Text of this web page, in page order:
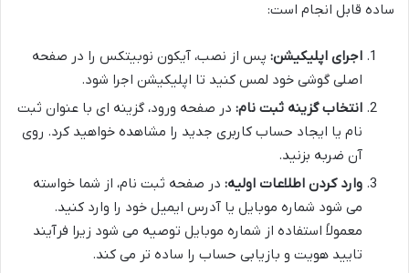
ساده قابل انجام است:
اجرای اپلیکیشن: پس از نصب، آیکون نوبیتکس را در صفحه
اصلی گوشی خود لمس کنید تا اپلیکیشن اجرا شود.
انتخاب گزینه ثبت نام: در صفحه ورود، گزینه ای با عنوان ثبت
نام یا ایجاد حساب کاربری جدید را مشاهده خواهید کرد. روی
آن ضربه بزنید.
وارد کردن اطلاعات اولیه: در صفحه ثبت نام، از شما خواسته
می شود شماره موبایل یا آدرس ایمیل خود را وارد کنید.
معمولاً استفاده از شماره موبایل توصیه می شود زیرا فرآیند
تایید هویت و بازیابی حساب را ساده تر می کند.